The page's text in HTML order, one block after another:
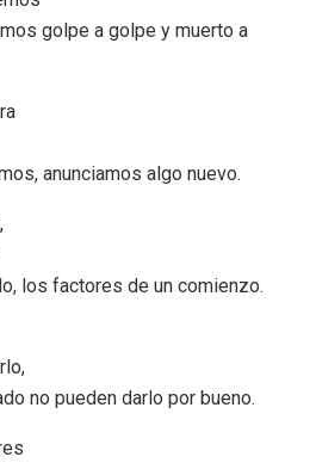
golpe a golpe y muerto a
anunciamos algo nuevo.
los factores de un comienzo.
no pueden darlo por bueno.